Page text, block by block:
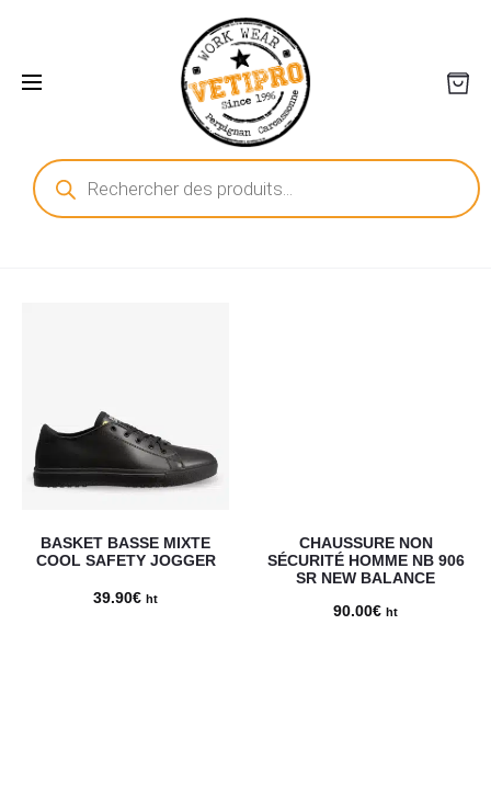
Recherche
de
produits
BASKET BASSE MIXTE
COOL SAFETY JOGGER
39.90€ ht
CHAUSSURE NON
SÉCURITÉ HOMME NB 906
SR NEW BALANCE
90.00€ ht